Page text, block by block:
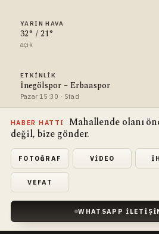
YARIN HAVA
32° / 21°
açık
ETKINLIK
İnegölspor – Erbaaspor
Pazar 15:30 · Stad
HABER HATTI
Mahallende olanı
değil, bize gönder.
FOTOĞRAF VIDEO
VEFAT
WHATSAPP